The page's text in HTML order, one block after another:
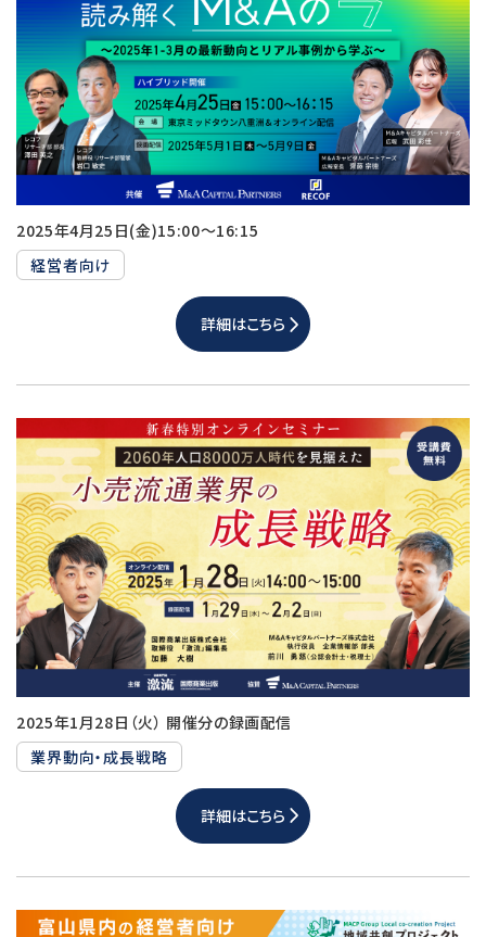
2025年4月25日(金)15:00～16:15
経営者向け
詳細はこちら
2025年1月28日（火） 開催分の録画配信
業界動向・成長戦略
詳細はこちら